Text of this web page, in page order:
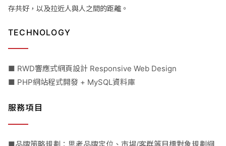
存共好，以及拉近人與人之間的距離。
TECHNOLOGY
■ RWD響應式網頁設計 Responsive Web Design
■ PHP網站程式開發 + MySQL資料庫
服務項目